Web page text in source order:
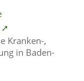
➚
Kranken-,
in Baden-